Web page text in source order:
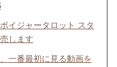
イジャータロット スタ
します
一番最初に見る動画を